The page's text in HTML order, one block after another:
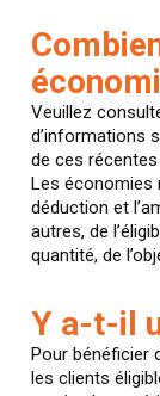
Veuillez
d’informations
de ces
Les économies
déduction et
autres, de
quantité, de
Y a-t-il
Pour bénéficier
les clients